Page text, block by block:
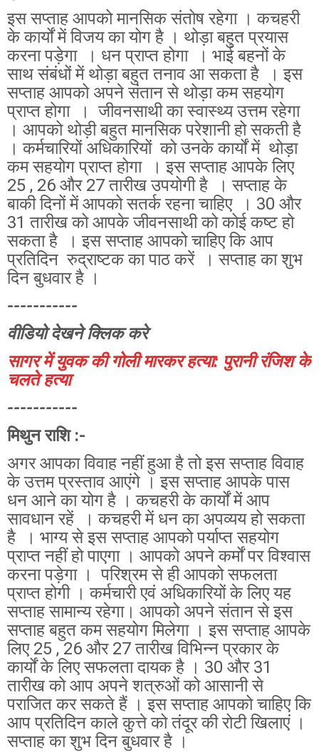
इस सप्ताह आपको मानसिक संतोष रहेगा । कचहरी
के कार्यों में विजय का योग है । थोड़ा बहुत प्रयास
करना पड़ेगा । धन प्राप्त होगा । भाई बहनों के
साथ संबंधों में थोड़ा बहुत तनाव आ सकता है । इस
सप्ताह आपको अपने संतान से थोड़ा कम सहयोग
प्राप्त होगा । जीवनसाथी का स्वास्थ्य उत्तम रहेगा
। आपको थोड़ी बहुत मानसिक परेशानी हो सकती है
। कर्मचारियों अधिकारियों को उनके कार्यों में थोड़ा
कम सहयोग प्राप्त होगा । इस सप्ताह आपके लिए
25 , 26 और 27 तारीख उपयोगी है । सप्ताह के
बाकी दिनों में आपको सतर्क रहना चाहिए । 30 और
31 तारीख को आपके जीवनसाथी को कोई कष्ट हो
सकता है । इस सप्ताह आपको चाहिए कि आप
प्रतिदिन रुद्राष्टक का पाठ करें । सप्ताह का शुभ
दिन बुधवार है ।
-----------
वीडियो देखने क्लिक करे
सागर में युवक की गोली मारकर हत्या: पुरानी रंजिश के
चलते हत्या
-----------
मिथुन राशि :-
अगर आपका विवाह नहीं हुआ है तो इस सप्ताह विवाह
के उत्तम प्रस्ताव आएंगे । इस सप्ताह आपके पास
धन आने का योग है । कचहरी के कार्यों में आप
सावधान रहें । कचहरी में धन का अपव्यय हो सकता
है । भाग्य से इस सप्ताह आपको पर्याप्त सहयोग
प्राप्त नहीं हो पाएगा । आपको अपने कर्मों पर विश्वास
करना पड़ेगा । परिश्रम से ही आपको सफलता
प्राप्त होगी । कर्मचारी एवं अधिकारियों के लिए यह
सप्ताह सामान्य रहेगा। आपको अपने संतान से इस
सप्ताह बहुत कम सहयोग मिलेगा । इस सप्ताह आपके
लिए 25 , 26 और 27 तारीख विभिन्न प्रकार के
कार्यों के लिए सफलता दायक है । 30 और 31
तारीख को आप अपने शत्रुओं को आसानी से
पराजित कर सकते हैं । इस सप्ताह आपको चाहिए कि
आप प्रतिदिन काले कुत्ते को तंदूर की रोटी खिलाएं ।
सप्ताह का शुभ दिन बुधवार है ।